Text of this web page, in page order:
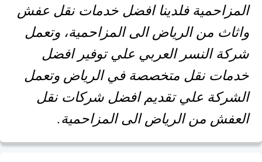
المزاحمية فلدينا افضل خدمات نقل عفش
واثاث من الرياض الى المزاحمية، وتعمل
شركة النسر العربي علي توفير افضل
خدمات نقل متخصصة في الرياض وتعمل
الشركة علي تقديم افضل شركات نقل
العفش من الرياض الى المزاحمية.